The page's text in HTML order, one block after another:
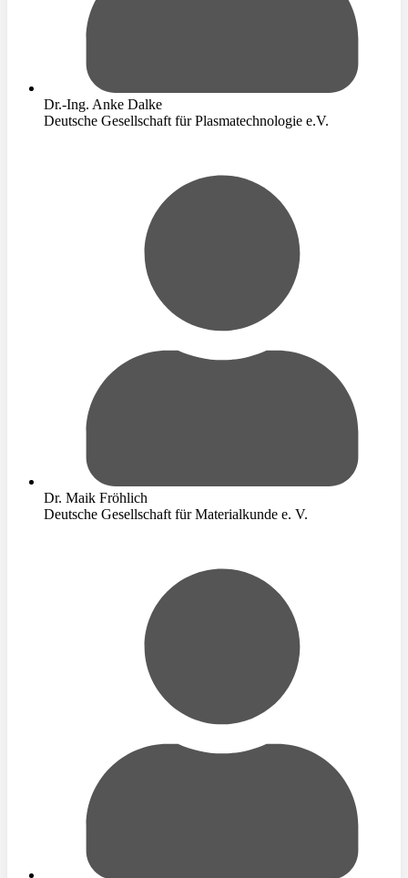
Dr.-Ing. Anke Dalke
Deutsche Gesellschaft für Plasmatechnologie e.V.
Dr. Maik Fröhlich
Deutsche Gesellschaft für Materialkunde e. V.